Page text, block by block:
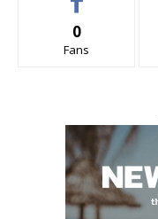
0
Fans